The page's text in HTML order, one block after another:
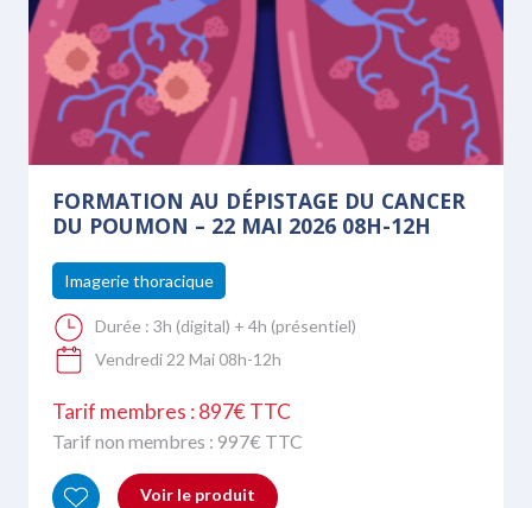
FORMATION AU DÉPISTAGE DU CANCER
DU POUMON – 22 MAI 2026 08H-12H
Imagerie thoracique
Durée : 3h (digital) + 4h (présentiel)
Vendredi 22 Mai 08h-12h
Tarif membres : 897€ TTC
Tarif non membres : 997€ TTC
Voir le produit